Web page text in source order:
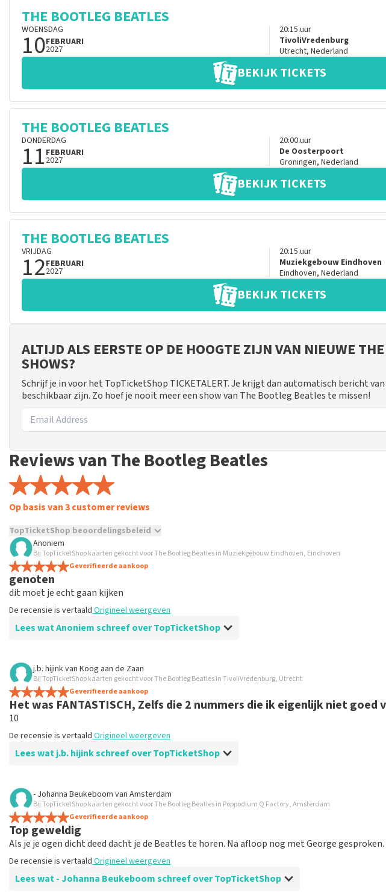
THE BOOTLEG BEATLES
WOENSDAG
10FEBRUARI
2027
20:15 uur
TivoliVredenburg
Utrecht, Nederland
BEKIJK TICKETS
THE BOOTLEG BEATLES
DONDERDAG
11 FEBRUARI
2027
20:00uur
De Oosterpoort
Groningen, Nederland
BEKIJK TICKETS
THE BOOTLEG BEATLES
VRIJDAG
12FEBRUARI
2027
20:15 uur
Muziekgebouw Eindhoven
Eindhoven, Nederland
BEKIJK TICKETS
ALTIJD ALS EERSTE OP DE HOOGTE ZIJN VAN NIEUWE
SHOWS?
Schrijf je in voor het TopTicketShop TICKETALERT. Je krijgt dan automatisch bericht
beschikbaar zijn. Zo hoef je nooit meer een show van The Bootleg Beatles te missen!
Reviews van The Bootleg Beatles
Op basis van 3 customer reviews
TopTicketShop beoordelingsbeleid
TopTicketShop verzamelt reviews van echte klanten. Het is niet mogelijk om een review
hebt aangeschaft bij TopTicketShop. Reviews met grof taalgebruik en/of onwaarheden
weken duren voordat een review wordt geplaatst.
Anoniem
Bij TopTicketShop kaarten gekocht voor The Bootleg Beatles in Muziekgebouw Eindhoven, Eindhoven
Geverifieerde aankoop
genoten
dit moet je echt gaan kijken
De recensie is vertaald Origineel weergeven
Lees wat Anoniem schreef over TopTicketShop
Beoordeling van Anoniem over
Prima
De recensie is vertaald Origineel weergeven
j.b. hijinkvan Koog aan de Zaan
Bij TopTicketShop kaarten gekocht voor The Bootleg Beatles in TivoliVredenburg, Utrecht
Geverifieerde aankoop
Het was FANTASTISCH, Zelfs die 2 nummers die ik eigenlijk niet goed
10
De recensie is vertaald Origineel weergeven
Lees wat j.b. hijink schreef over TopTicketShop
Beoordeling van j.b. hijink over
Toen ik boekte stond het concert gepland voor 4-2. Had ook
Later bleek het 06-2 te zijn, gezeik met hotelomboeking.
Laag. Lang wachten op tickets.
De recensie is vertaald Origineel weergeven
Reactie van TopTicketShop
- Johanna Beukeboom van Amsterdam
Bij TopTicketShop kaarten gekocht voor The Bootleg Beatles in Poppodium Q Factory, Amsterdam
Geverifieerde aankoop
Top geweldig
Als je je ogen dicht deed dacht je de Beatles te horen. Na afloop nog met George
De recensie is vertaald Origineel weergeven
Lees wat - Johanna Beukeboom schreef over TopTicketShop